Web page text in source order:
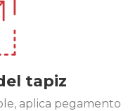
tapiz
aplica pegamento